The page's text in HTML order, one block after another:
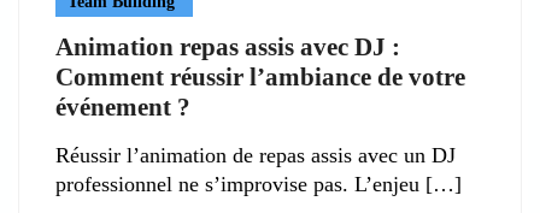
Animation repas assis avec DJ :
Comment réussir l’ambiance de votre
événement ?
Réussir l’animation de repas assis avec un DJ
professionnel ne s’improvise pas. L’enjeu